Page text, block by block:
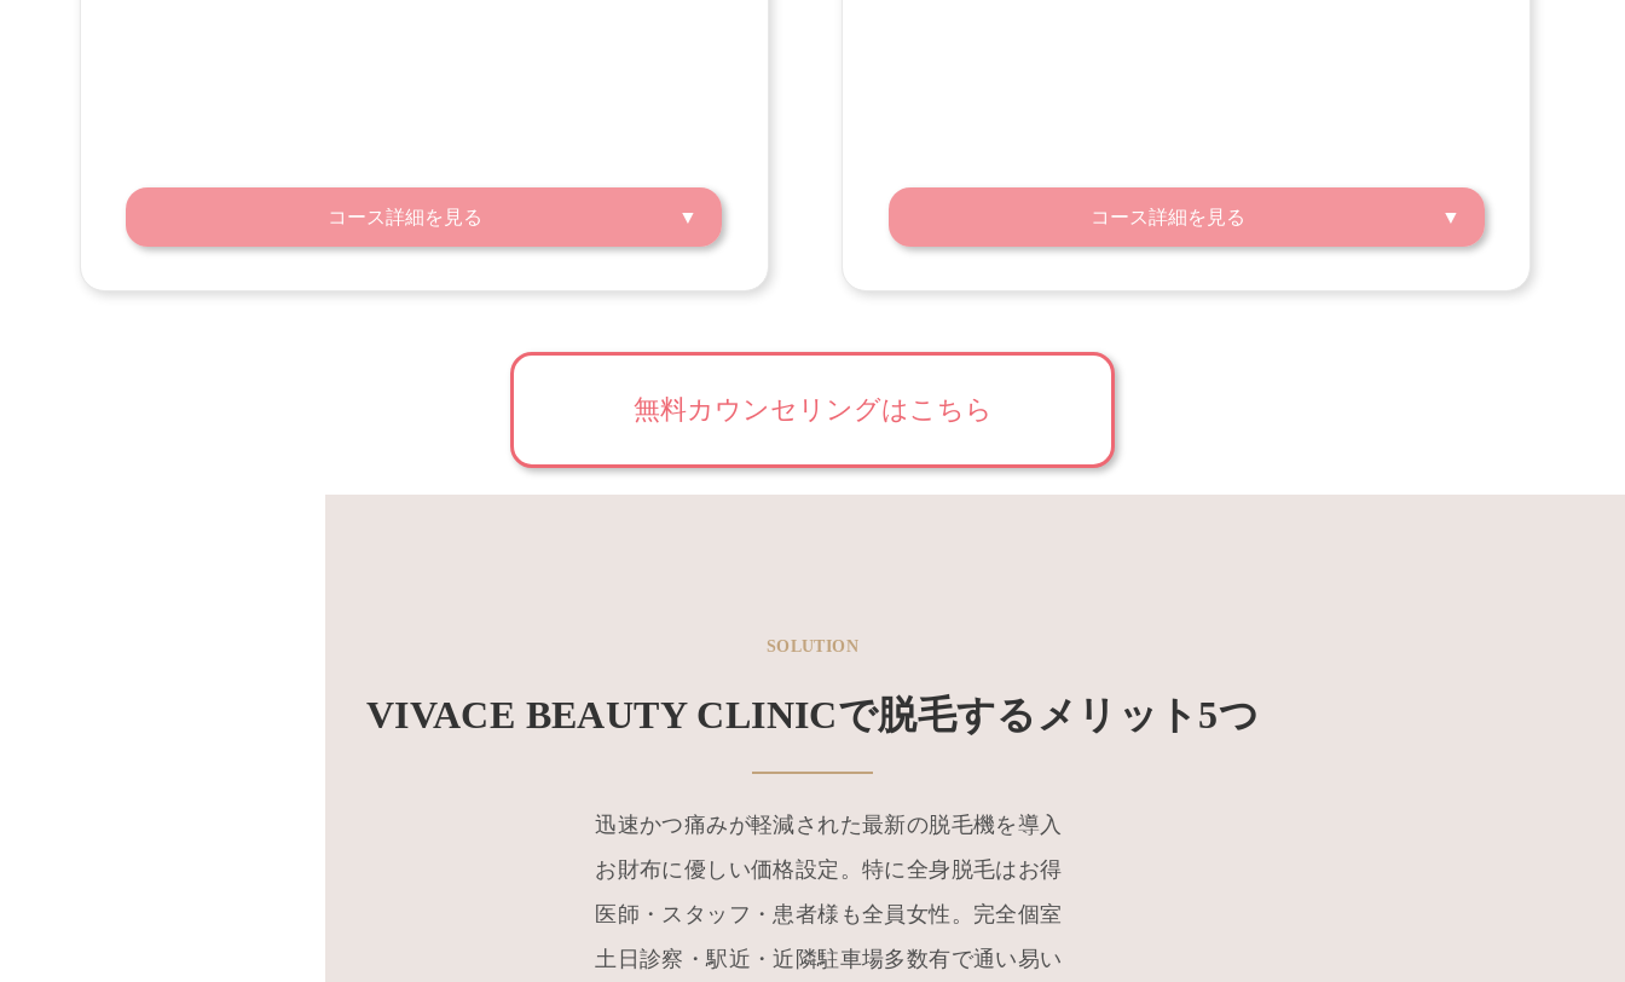
コース詳細を見る コース詳細を見る
無料カウンセリングはこちら
SOLUTION
VIVACE BEAUTY CLINICで脱毛するメリット5つ
迅速かつ痛みが軽減された最新の脱毛機を導入
お財布に優しい価格設定。特に全身脱毛はお得
医師・スタッフ・患者様も全員女性。完全個室
土日診察・駅近・近隣駐車場多数有で通い易い